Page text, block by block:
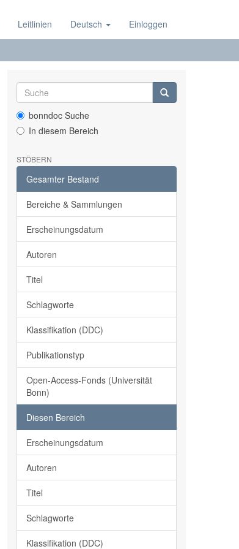
Leitlinien Deutsch Einloggen
bonndoc Suche
In diesem Bereich
STÖBERN
Gesamter Bestand
Bereiche & Sammlungen
Erscheinungsdatum
Autoren
Titel
Schlagworte
Klassifikation (DDC)
Publikationstyp
Open-Access-Fonds (Universität
Bonn)
Diesen Bereich
Erscheinungsdatum
Autoren
Titel
Schlagworte
Klassifikation (DDC)